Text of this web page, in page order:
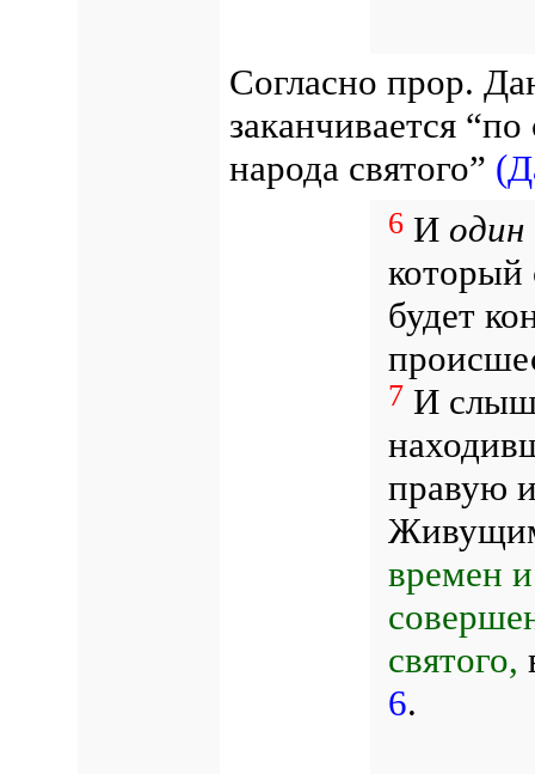
Согласно прор.
заканчивается
народа святого”
6И один
который
будет
7 И
правую
времен
святого,
6.